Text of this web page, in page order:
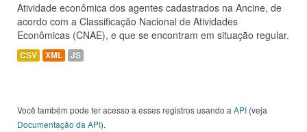
Atividade econômica dos agentes cadastrados na Ancine, de
acordo com a Classificação Nacional de Atividades
Econômicas (CNAE), e que se encontram em situação regular.
CSV XML JS
Você também pode ter acesso a esses registros usando a API (veja
Documentação da API).